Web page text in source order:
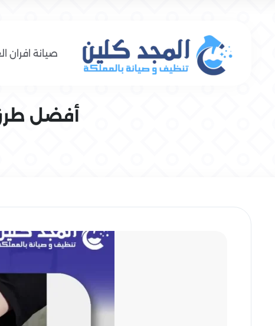
صيانة افران
أفضل